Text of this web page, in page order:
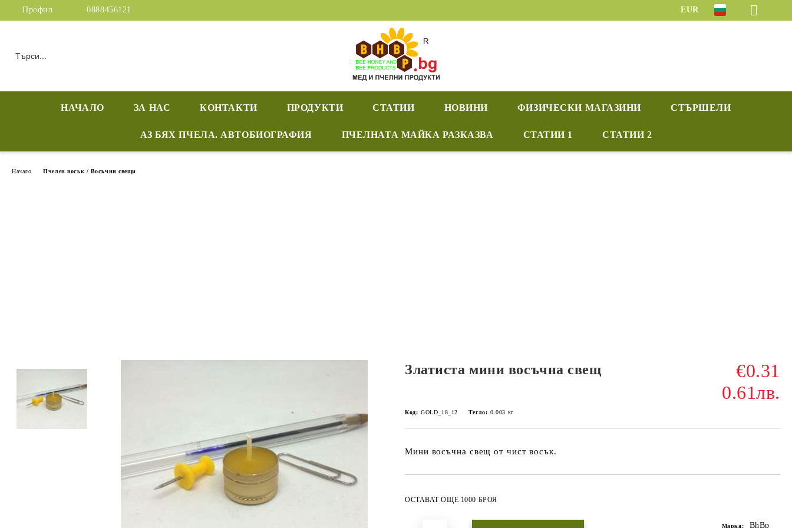
Профил 0888456121 EUR
НАЧАЛО ЗА НАС КОНТАКТИ ПРОДУКТИ СТАТИИ НОВИНИ ФИЗИЧЕСКИ МАГАЗИНИ СТЪРШЕЛИ
АЗ БЯХ ПЧЕЛА. АВТОБИОГРАФИЯ ПЧЕЛНАТА МАЙКА РАЗКАЗВА СТАТИИ 1 СТАТИИ 2
Начало Пчелен восък / Восъчни свещи
Златиста мини восъчна свещ
€0.31
0.61лв.
Код: GOLD_18_12 Тегло: 0.003 кг
Мини восъчна свещ от чист восък.
ОСТАВАТ ОЩЕ 1000 БРОЯ
Марка: BhBp